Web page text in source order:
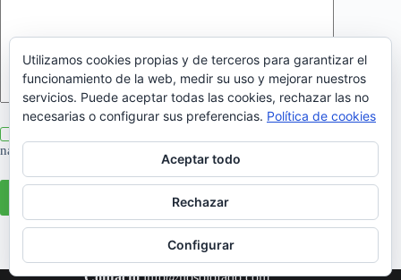
navegador para la próxima vez que comente.
Contacto info@nosolofado.com
Utilizamos cookies propias y de terceros para garantizar el
funcionamiento de la web, medir su uso y mejorar nuestros
servicios. Puede aceptar todas las cookies, rechazar las no
necesarias o configurar sus preferencias. Política de cookies
Aceptar todo
Rechazar
Configurar